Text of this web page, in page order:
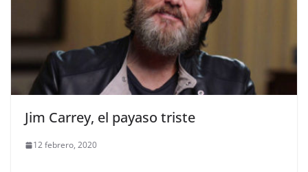
Jim Carrey, el payaso triste
12 febrero, 2020